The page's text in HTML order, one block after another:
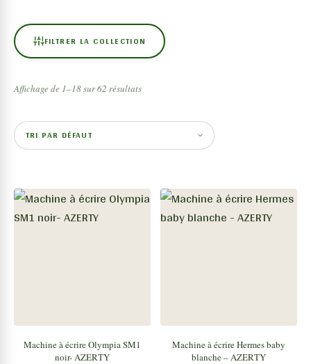
FILTRER LA COLLECTION
Affichage de 1–18 sur 62 résultats
Machine à écrire Olympia SM1
noir- AZERTY
Machine à écrire Hermes baby
blanche – AZERTY